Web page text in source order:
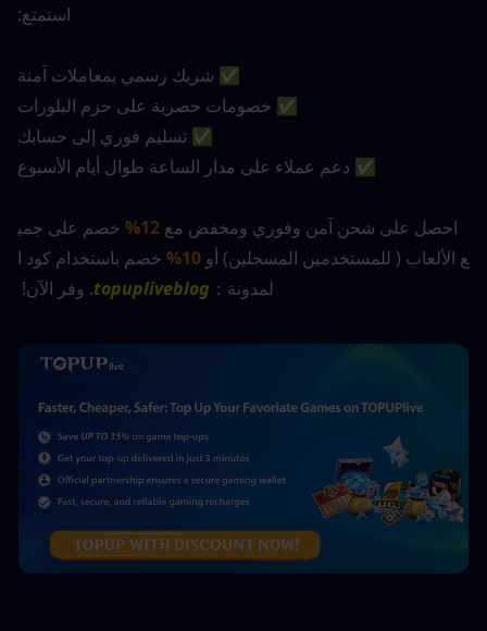
استمتع:
✅ شريك رسمي بمعاملات آمنة
✅ خصومات حصرية على حزم البلورات
✅ تسليم فوري إلى حسابك
✅ دعم عملاء على مدار الساعة طوال أيام الأسبوع
احصل على شحن آمن وفوري ومخفض مع 12%
خصم على جمي
ع الألعاب ( للمستخدمين المسجلين) أو 10%
خصم باستخدام كود ا
لمدونة： topupliveblog. وفر الآن!